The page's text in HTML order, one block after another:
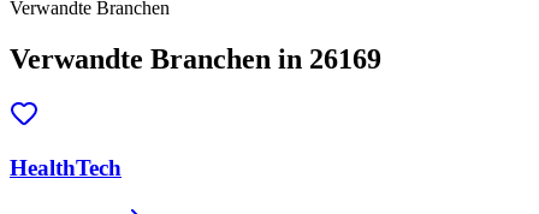
Verwandte Branchen
Verwandte Branchen in 26169
HealthTech